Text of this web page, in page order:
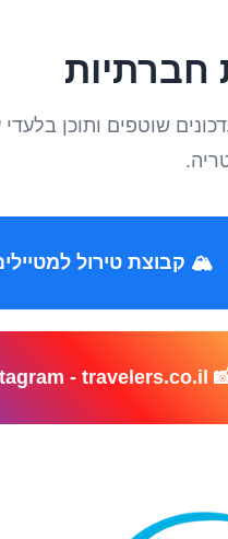
חברתיות
שוטפים ותוכן בלעדי
🏔️ קבוצת טירול
📸 Instagram -